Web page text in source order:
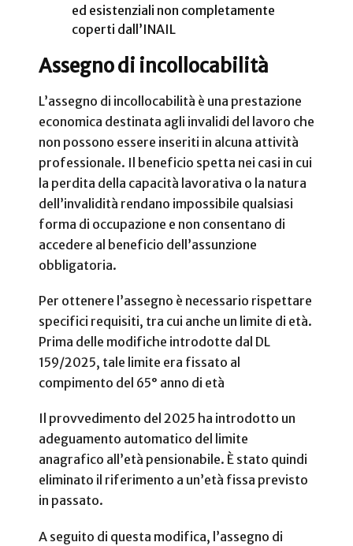
ed esistenziali non completamente
coperti dall’INAIL
Assegno di incollocabilità
L’assegno di incollocabilità è una prestazione
economica destinata agli invalidi del lavoro che
non possono essere inseriti in alcuna attività
professionale. Il beneficio spetta nei casi in cui
la perdita della capacità lavorativa o la natura
dell’invalidità rendano impossibile qualsiasi
forma di occupazione e non consentano di
accedere al beneficio dell’assunzione
obbligatoria.
Per ottenere l’assegno è necessario rispettare
specifici requisiti, tra cui anche un limite di età.
Prima delle modifiche introdotte dal DL
159/2025, tale limite era fissato al
compimento del 65° anno di età
Il provvedimento del 2025 ha introdotto un
adeguamento automatico del limite
anagrafico all’età pensionabile. È stato quindi
eliminato il riferimento a un’età fissa previsto
in passato.
A seguito di questa modifica, l’assegno di